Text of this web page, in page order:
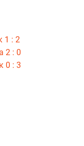
1 : 2
2 : 0
0 : 3